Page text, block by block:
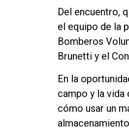
Nosotros
Contacto
Del encuentro,
el equipo de la
Bomberos
Brunetti y el
En la
campo y la
cómo usar un